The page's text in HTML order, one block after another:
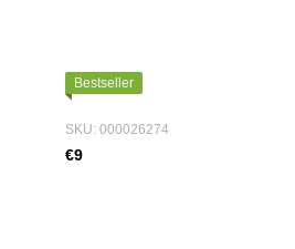
Bestseller
SKU: 000026274
€9